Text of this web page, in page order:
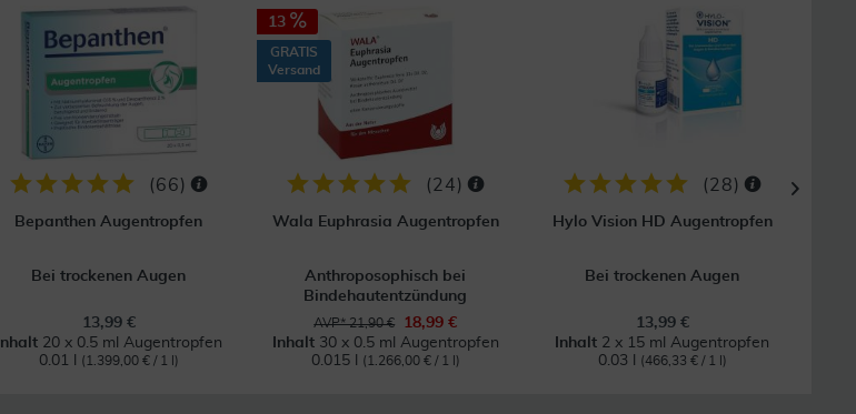
(66)
Bepanthen Augentropfen
Bei trockenen Augen
13,99 €
Inhalt 20 x 0.5 ml Augentropfen
0.01 l
(1.399,00 € / 1 l)
13
GRATIS
Versand
(24)
Wala Euphrasia Augentropfen
Anthroposophisch bei
Bindehautentzündung
AVP* 21,90 €
18,99 €
Inhalt 30 x 0.5 ml Augentropfen
0.015 l
(1.266,00 € / 1 l)
(28)
Hylo Vision HD Augentropfen
Bei trockenen Augen
13,99 €
Inhalt 2 x 15 ml Augentropfen
0.03 l
(466,33 € / 1 l)